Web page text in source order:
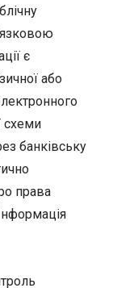
є
або
схеми
банківську
права